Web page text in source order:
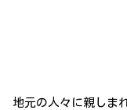
地元の人々に親しま